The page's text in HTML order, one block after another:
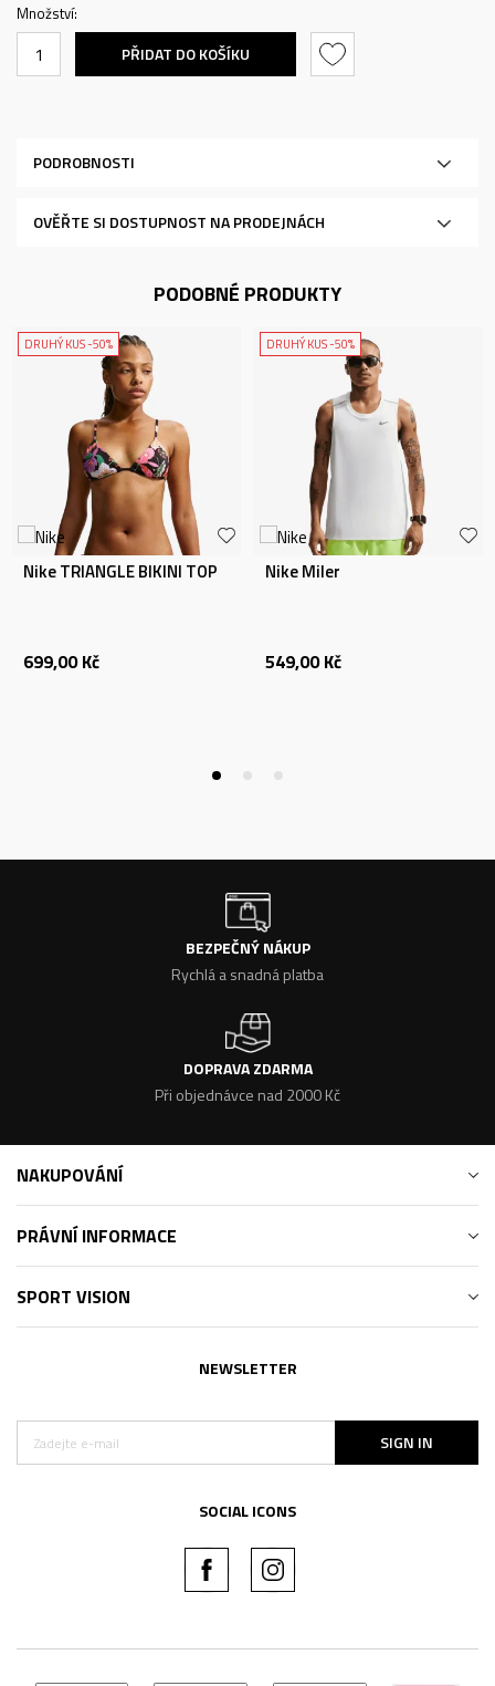
Množství:
PŘIDAT DO KOŠÍKU
PODROBNOSTI
OVĚŘTE SI DOSTUPNOST NA PRODEJNÁCH
PODOBNÉ PRODUKTY
DRUHÝ KUS -50%
Nike TRIANGLE BIKINI TOP
699,00 Kč
DRUHÝ KUS -50%
Nike Miler
549,00 Kč
BEZPEČNÝ NÁKUP
Rychlá a snadná platba
DOPRAVA ZDARMA
Při objednávce nad 2000 Kč
NAKUPOVÁNÍ
PRÁVNÍ INFORMACE
SPORT VISION
NEWSLETTER
SIGN IN
SOCIAL ICONS